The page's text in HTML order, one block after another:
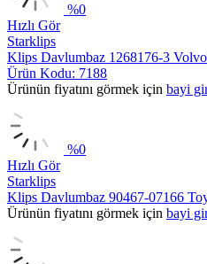
%0
Hızlı Gör
Starklips
Klips Davlumbaz 1268176-3
Ürün Kodu: 7188
Ürünün fiyatını görmek için bayi
%0
Hızlı Gör
Starklips
Klips Davlumbaz 90467-07166
Ürünün fiyatını görmek için bayi